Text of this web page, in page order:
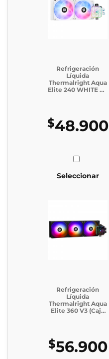
Refrigeración
Líquida
Thermalright Aqua
Elite 240 WHITE V3
$48.900
Seleccionar
Refrigeración
Líquida
Thermalright Aqua
Elite 360 V3 (Caja
$56.900